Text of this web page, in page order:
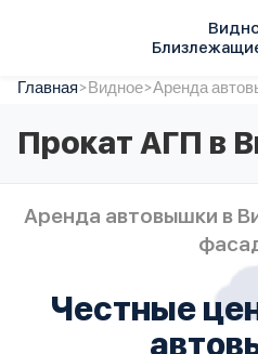
Услуги
Автопарк
Тарифы
О компании
Отзывы
Цены
Главная>Видное>Аренда
Прокат АГП в
Аренда автовышки в
Честные